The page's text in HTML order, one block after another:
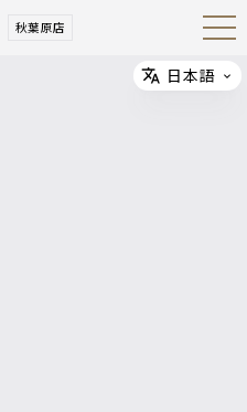
秋葉原店 Open
Navig
Select
日本語